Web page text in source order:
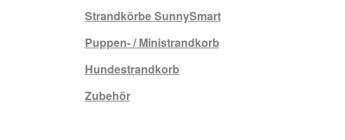
Strandkörbe SunnySmart
Puppen- / Ministrandkorb
Hundestrandkorb
Zubehör